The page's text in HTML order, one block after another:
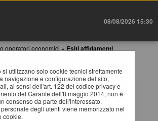
08/08/2026 15:30
operatori economici » Esiti affidamenti
si utilizzano solo cookie tecnici strettamente
navigazione e configurazione del sito,
ai sensi dell'art. 122 del codice privacy e
del Garante dell'8 maggio 2014, non è
consenso da parte dell'interessato.
degli utenti viene memorizzato nel
cookie.
di questa sezione è possibile consultare gli
condotte mediante l'utilizzo di elenco
economici secondo i tempi previsti dalla
dei contratti.